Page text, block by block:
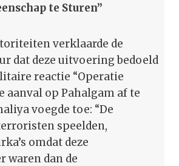
te Sturen”
verklaarde de
dat deze uitvoering bedoeld
reactie “Operatie
aanval op Pahalgam af te
voegde toe: “De
speelden,
omdat deze
waren dan de